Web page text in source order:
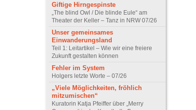
Giftige Hirngespinste
„The blind Owl / Die blinde Eule“ am
Theater der Keller – Tanz in NRW 07/26
Unser gemeinsames
Einwanderungsland
Teil 1: Leitartikel – Wie wir eine freiere
Zukunft gestalten können
Fehler im System
Holgers letzte Worte – 07/26
„Viele Möglichkeiten, fröhlich
mitzumischen“
Kuratorin Katja Pfeiffer über „Merry